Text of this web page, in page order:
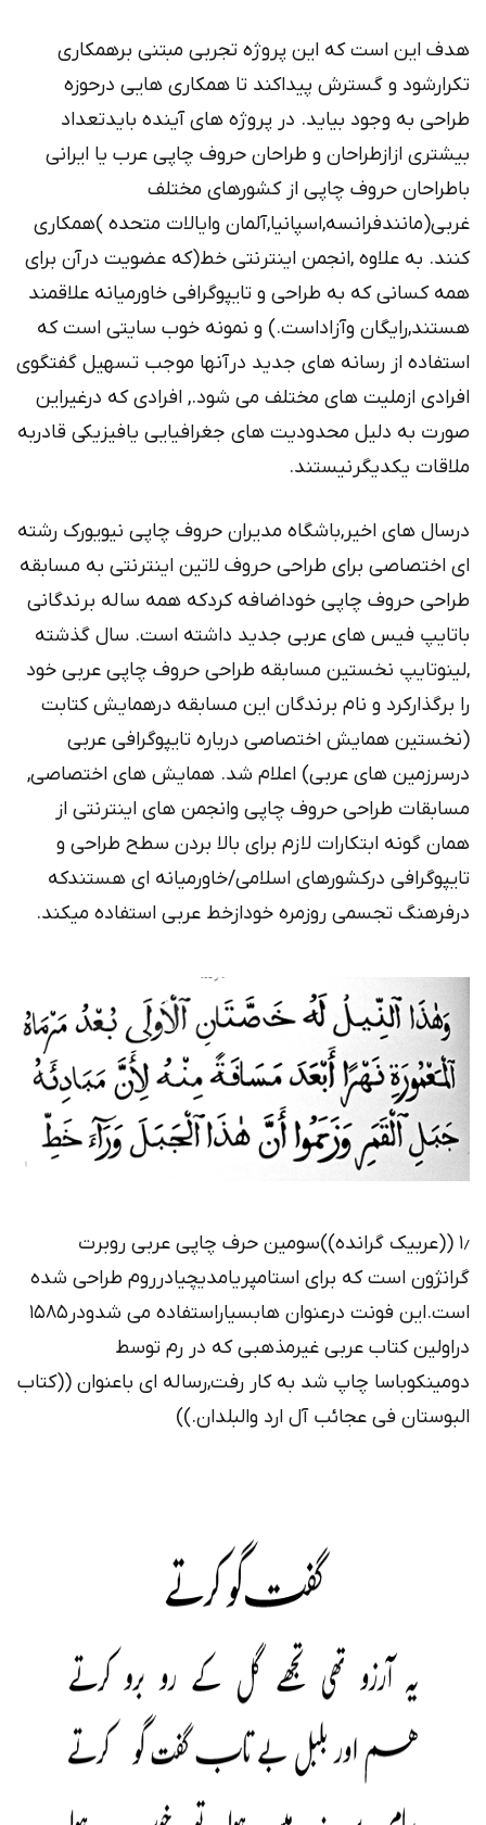
هدف این است که این پروژه تجربی مبتنی برهمکاری
تکرارشود و گسترش پیداکند تا همکاری هایی درحوزه
طراحی به وجود بیاید. در پروژه های آینده بایدتعداد
بیشتری ازازطراحان و طراحان حروف چاپی عرب یا ایرانی
باطراحان حروف چاپی از کشورهای مختلف
غربی(مانندفرانسه,اسپانیا,آلمان وایالات متحده )همکاری
کنند. به علاوه ,انجمن اینترنتی خط(که عضویت درآن برای
همه کسانی که به طراحی و تایپوگرافی خاورمیانه علاقمند
هستند,رایگان وآزاداست.) و نمونه خوب سایتی است که
استفاده از رسانه های جدید درآنها موجب تسهیل گفتگوی
افرادی ازملیت های مختلف می شود., افرادی که درغیراین
صورت به دلیل محدودیت های جغرافیایی یافیزیکی قادربه
ملاقات یکدیگرنیستند.
درسال های اخیر,باشگاه مدیران حروف چاپی نیویورک رشته
ای اختصاصی برای طراحی حروف لاتین اینترنتی به مسابقه
طراحی حروف چاپی خوداضافه کردکه همه ساله برندگانی
باتایپ فیس های عربی جدید داشته است. سال گذشته
,لینوتایپ نخستین مسابقه طراحی حروف چاپی عربی خود
را برگذارکرد و نام برندگان این مسابقه درهمایش کتابت
(نخستین همایش اختصاصی درباره تایپوگرافی عربی
درسرزمین های عربی) اعلام شد. همایش های اختصاصی,
مسابقات طراحی حروف چاپی وانجمن های اینترنتی از
همان گونه ابتکارات لازم برای بالا بردن سطح طراحی و
تایپوگرافی درکشورهای اسلامی/خاورمیانه ای هستندکه
درفرهنگ تجسمی روزمره خودازخط عربی استفاده میکند.
۱٫ ((عربیک گرانده))سومین حرف چاپی عربی روبرت
گرانژون است که برای استامپریامدیچیادرروم طراحی شده
است.این فونت درعنوان هابسیاراستفاده می شدودر۱۵۸۵
دراولین کتاب عربی غیرمذهبی که در رم توسط
دومینکوباسا چاپ شد به کار رفت,رساله ای باعنوان ((کتاب
البوستان فی عجائب آل ارد والبلدان.))